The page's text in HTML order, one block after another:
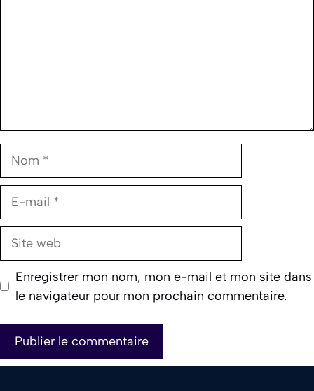
Nom
E-
Site
Enregistrer mon nom, mon e-mail et mon site dans
le navigateur pour mon prochain commentaire.